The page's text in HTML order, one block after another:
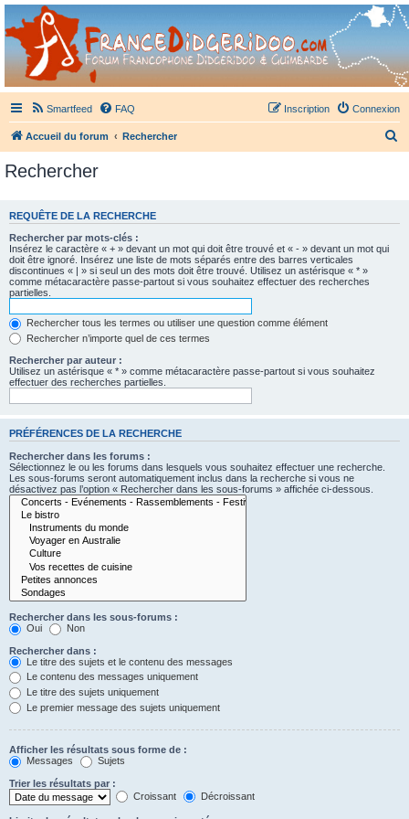
France Didgeridoo
Didgeridoo et Guimbarde sur France Didgeridoo - retrouvez la communauté.
Smartfeed FAQ Connexion
Inscription
Accueil du forum Rechercher
e
Rechercher
REQUÊTE DE LA RECHERCHE
Rechercher par mots-clés :
Insérez le caractère « + » devant un mot qui doit être trouvé et « - » devant un mot qui
doit être ignoré. Insérez une liste de mots séparés entre des barres verticales
discontinues « | » si seul un des mots doit être trouvé. Utilisez un astérisque « * »
comme métacaractère passe-partout si vous souhaitez effectuer des recherches
partielles.
Rechercher tous les termes ou utiliser une question comme élément
Rechercher n’importe quel de ces termes
Rechercher par auteur :
Utilisez un astérisque « * » comme métacaractère passe-partout si vous souhaitez
effectuer des recherches partielles.
PRÉFÉRENCES DE LA RECHERCHE
Rechercher dans les forums :
Sélectionnez le ou les forums dans lesquels vous souhaitez effectuer une recherche.
Les sous-forums seront automatiquement inclus dans la recherche si vous ne
désactivez pas l’option « Rechercher dans les sous-forums » affichée ci-dessous.
Rechercher dans les sous-forums :
Oui
Non
Rechercher dans :
Le titre des sujets et le contenu des messages
Le contenu des messages uniquement
Le titre des sujets uniquement
Le premier message des sujets uniquement
Afficher les résultats sous forme de :
Messages
Sujets
Trier les résultats par :
Croissant
Décroissant